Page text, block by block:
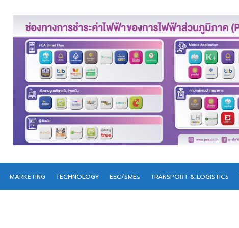
MARKETING TECHNOLOGY EEC/SMEs TRANSPORT & LOGISTICS